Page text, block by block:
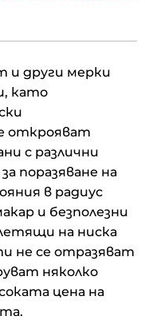
и други мерки
като
открояват
с различни
поразяване на
в радиус
и безполезни
на ниска
не се отразяват
няколко
цена на